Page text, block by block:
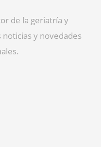
de la geriatría y
y novedades